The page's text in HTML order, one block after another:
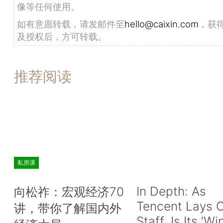
像等任何使用。
如有意愿转载，请发邮件至hello@caixin.com ，获
及授权后，方可转载。
推荐阅读
私房课
向松祚：宏观经济70
讲，带你了解国内外
In Depth: As
Tencent Lays